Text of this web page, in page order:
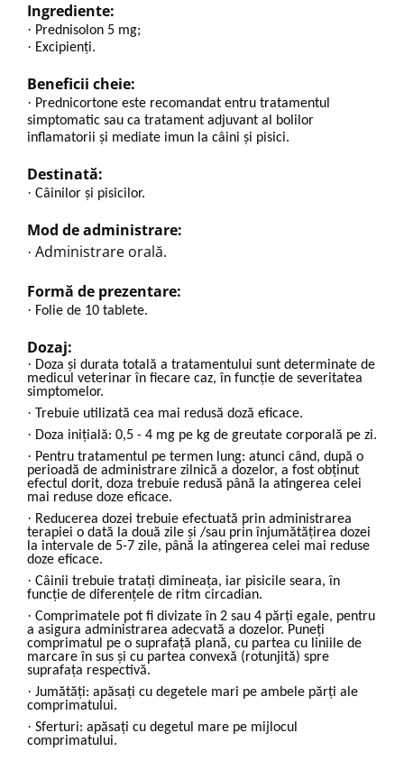
Ingrediente:
· Prednisolon 5 mg;
· Excipienți.
Beneficii cheie:
· Prednicortone este recomandat entru tratamentul
simptomatic sau ca tratament adjuvant al bolilor
inflamatorii și mediate imun la câini și pisici.
Destinată:
· Câinilor și pisicilor.
Mod de administrare:
· Administrare orală.
Formă de prezentare:
· Folie de 10 tablete.
Dozaj:
· Doza și durata totală a tratamentului sunt determinate de
medicul veterinar în fiecare caz, în funcție de severitatea
simptomelor.
· Trebuie utilizată cea mai redusă doză eficace.
· Doza inițială: 0,5 - 4 mg pe kg de greutate corporală pe zi.
· Pentru tratamentul pe termen lung: atunci când, după o
perioadă de administrare zilnică a dozelor, a fost obținut
efectul dorit, doza trebuie redusă până la atingerea celei
mai reduse doze eficace.
· Reducerea dozei trebuie efectuată prin administrarea
terapiei o dată la două zile și /sau prin înjumătățirea dozei
la intervale de 5-7 zile, până la atingerea celei mai reduse
doze eficace.
· Câinii trebuie tratați dimineața, iar pisicile seara, în
funcție de diferențele de ritm circadian.
· Comprimatele pot fi divizate în 2 sau 4 părți egale, pentru
a asigura administrarea adecvată a dozelor. Puneți
comprimatul pe o suprafață plană, cu partea cu liniile de
marcare în sus și cu partea convexă (rotunjită) spre
suprafața respectivă.
· Jumătăți: apăsați cu degetele mari pe ambele părți ale
comprimatului.
· Sferturi: apăsați cu degetul mare pe mijlocul
comprimatului.